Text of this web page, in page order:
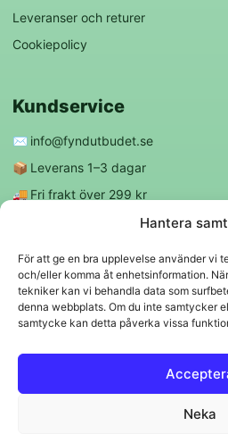
Hantera
För att ge en bra upplevelse använder vi
och/eller komma åt enhetsinformation.
tekniker kan vi behandla data som
denna webbplats. Om du inte samtycker
samtycke kan detta påverka vissa
Neka
Leveranser och returer
Cookiepolicy
Kundservice
✉️ info@fyndutbudet.se
📦 Leverans 1–3 dagar
🚚 Fri frakt över 299 kr
Följ oss
f ◎
Trygga betalningar
Swish